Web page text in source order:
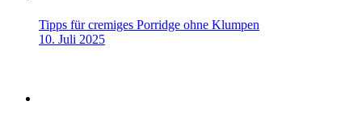
Tipps für cremiges Porridge ohne Klumpen
10. Juli 2025